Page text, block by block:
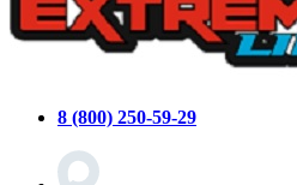
8 (800) 250-59-29